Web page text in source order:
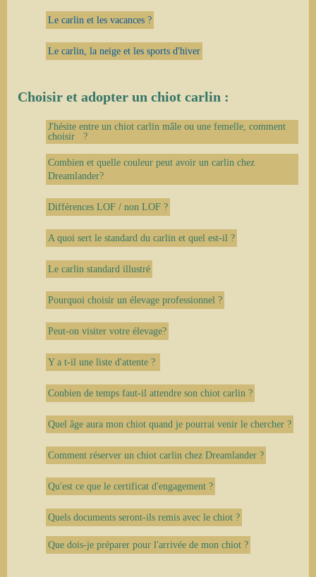
Le carlin et les vacances ?
Le carlin, la neige et les sports d'hiver
Choisir et adopter un chiot carlin :
J'hésite entre un chiot carlin mâle ou une femelle, comment
choisir ?
Combien et quelle couleur peut avoir un carlin chez
Dreamlander?
Différences LOF / non LOF ?
A quoi sert le standard du carlin et quel est-il ?
Le carlin standard illustré
Pourquoi choisir un élevage professionnel ?
Peut-on visiter votre élevage?​
Y a t-il une liste d'attente ?
Conbien de temps faut-il attendre son chiot carlin ?
Quel âge aura mon chiot quand je pourrai venir le chercher ?
Comment réserver un chiot carlin chez Dreamlander ?
Qu'est ce que le certificat d'engagement ?
Quels documents seront-ils remis avec le chiot ?
Que dois-je préparer pour l'arrivée de mon chiot ?